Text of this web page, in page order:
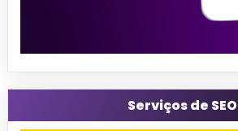
Serviços de SEO